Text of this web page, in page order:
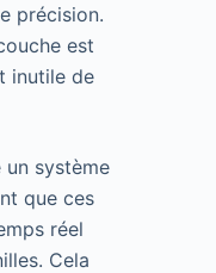
précision.
est
inutile de
un système
que ces
réel
Cela